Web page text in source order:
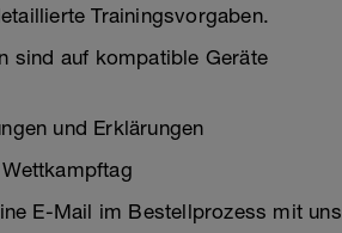
Trainingsvorgaben.
sind auf kompatible Geräte
und Erklärungen
E-Mail im Bestellprozess mit uns